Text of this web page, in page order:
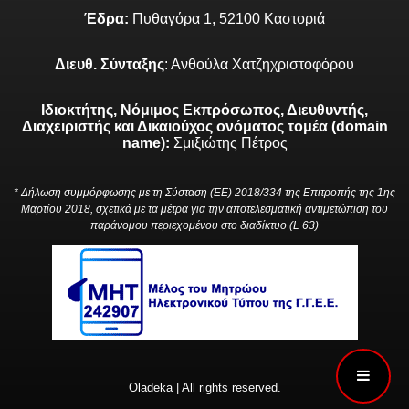
Έδρα: Πυθαγόρα 1, 52100 Καστοριά
Διευθ. Σύνταξης: Ανθούλα Χατζηχριστοφόρου
Ιδιοκτήτης, Νόμιμος Εκπρόσωπος, Διευθυντής,
Διαχειριστής και Δικαιούχος ονόματος τομέα (domain
name): Σμιξιώτης Πέτρος
* Δήλωση συμμόρφωσης με τη Σύσταση (ΕΕ) 2018/334 της Επιτροπής της 1ης
Μαρτίου 2018, σχετικά με τα μέτρα για την αποτελεσματική αντιμετώπιση του
παράνομου περιεχομένου στο διαδίκτυο (L 63)
Oladeka | All rights reserved.